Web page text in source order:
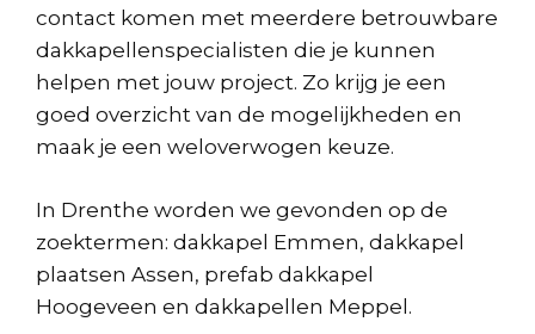
contact komen met meerdere betrouwbare
dakkapellenspecialisten die je kunnen
helpen met jouw project. Zo krijg je een
goed overzicht van de mogelijkheden en
maak je een weloverwogen keuze.
In Drenthe worden we gevonden op de
zoektermen: dakkapel Emmen, dakkapel
plaatsen Assen, prefab dakkapel
Hoogeveen en dakkapellen Meppel.